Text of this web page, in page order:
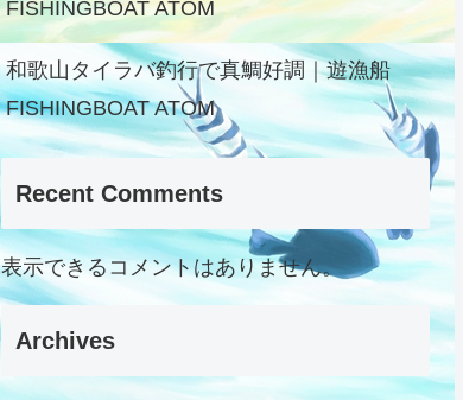
FISHINGBOAT ATOM
和歌山タイラバ釣行で真鯛好調｜遊漁船
FISHINGBOAT ATOM
Recent Comments
表示できるコメントはありません。
Archives